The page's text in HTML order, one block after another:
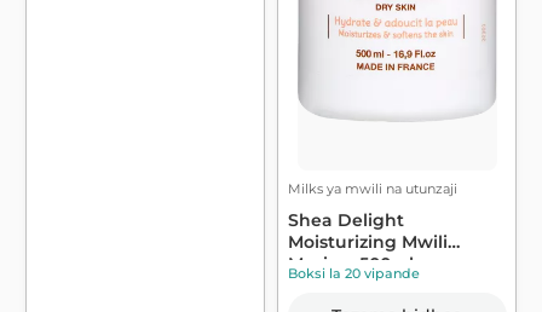
Milks ya mwili na utunzaji
Shea Delight
Moisturizing Mwili
Maziwa 500ml -
Evoluderm
Boksi la 20 vipande